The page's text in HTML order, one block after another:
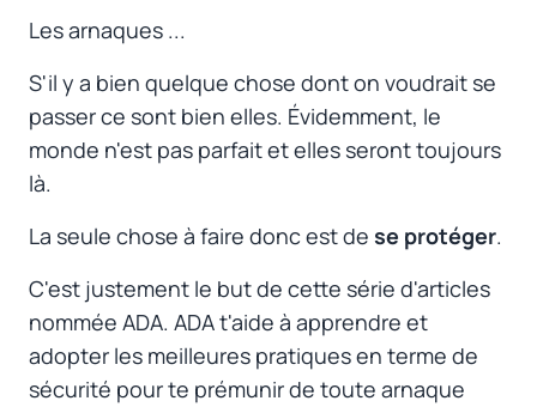
Les arnaques ...
S'il y a bien quelque chose dont on voudrait se
passer ce sont bien elles. Évidemment, le
monde n'est pas parfait et elles seront toujours
là.
La seule chose à faire donc est de se protéger.
C'est justement le but de cette série d'articles
nommée ADA. ADA t'aide à apprendre et
adopter les meilleures pratiques en terme de
sécurité pour te prémunir de toute arnaque